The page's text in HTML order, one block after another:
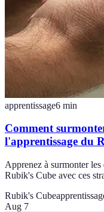
apprentissage6 min
Comment
l'apprentissage du
Apprenez à surmonter les
Rubik's Cube avec ces
Rubik's Cube
Aug 7